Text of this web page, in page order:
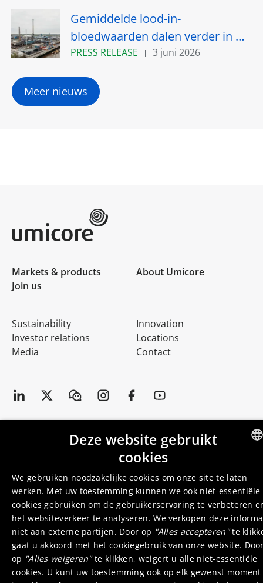
najaar van 2026
Gemiddelde lood-in-
bloedwaarden dalen verder in de
omgeving van Umicore in
PRESS RELEASE 3 juni 2026
Meer nieuws
Markets & products
About Umicore
Join us
Sustainability
Investor relations
Media
Innovation
Locations
Contact
© 2026 UmicoreTerms of use General terms & conditions
CookieverklaringSupplier zone
Deze website gebruikt
cookies
We gebruiken noodzakelijke cookies om onze site te laten
werken. Met uw toestemming kunnen we ook niet-essentiële
cookies gebruiken om de gebruikerservaring te verbeteren
het websiteverkeer te analyseren. We verkopen deze
niet aan externe partijen. Door op "Alles accepteren"te
gaat u akkoord met het cookiegebruik van onze website.
op "Alles weigeren"te klikken, weigert u alle niet-essentiële
cookies. U kunt uw toestemming ook op elk gewenst moment